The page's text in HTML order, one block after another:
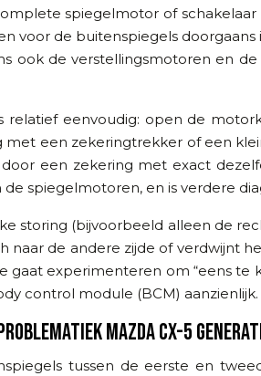
spiegelmotor of
voor de buitenspiegels doorgaans
ook de verstellingsmotoren en
eenvoudig: open de
met een zekeringtrekker of een
een zekering met exact
spiegelmotoren, en is verdere
storing (bijvoorbeeld alleen de
naar de andere zijde of verdwijnt
gaat experimenteren om “eens
control module (BCM) aanzienlijk.
MAZDA CX-5
tussen de eerste en